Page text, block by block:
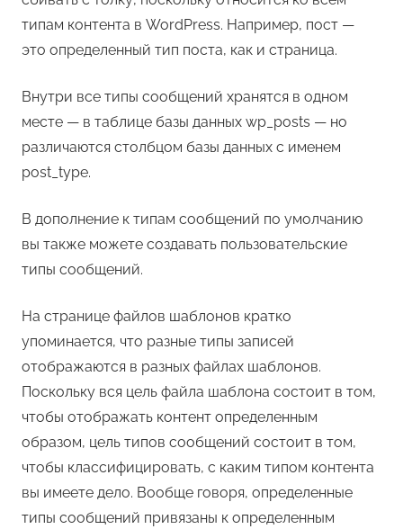
типам контента в WordPress. Например, пост —
это определенный тип поста, как и страница.
Внутри все типы сообщений хранятся в одном
месте — в таблице базы данных wp_posts — но
различаются столбцом базы данных с именем
post_type.
В дополнение к типам сообщений по умолчанию
вы также можете создавать пользовательские
типы сообщений.
На странице файлов шаблонов кратко
упоминается, что разные типы записей
отображаются в разных файлах шаблонов.
Поскольку вся цель файла шаблона состоит в том,
чтобы отображать контент определенным
образом, цель типов сообщений состоит в том,
чтобы классифицировать, с каким типом контента
вы имеете дело. Вообще говоря, определенные
типы сообщений привязаны к определенным